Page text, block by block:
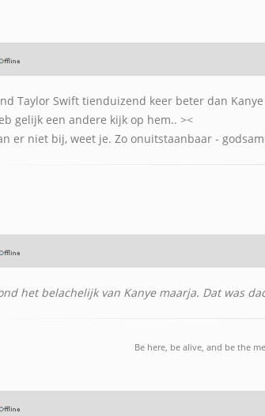
Taylor Swift tienduizend keer beter dan Kanye
gelijk een andere kijk op hem.. ><
er niet bij, weet je. Zo onuitstaanbaar -
het belachelijk van Kanye maarja. Dat was
Be here, be alive, and be the